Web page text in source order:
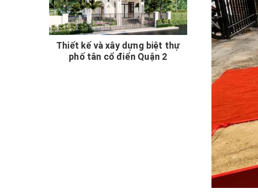
Thiết kế và xây dựng biệt thự
phố tân cổ điển Quận 2